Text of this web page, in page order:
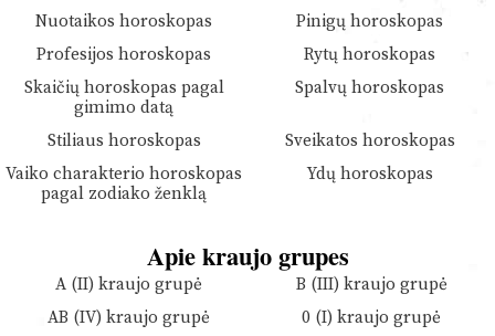
Nuotaikos horoskopas
Pinigų horoskopas
Profesijos horoskopas
Rytų horoskopas
Skaičių horoskopas pagal
gimimo datą
Spalvų horoskopas
Stiliaus horoskopas
Sveikatos horoskopas
Vaiko charakterio horoskopas
pagal zodiako ženklą
Ydų horoskopas
Apie kraujo grupes
A (II) kraujo grupė
B (III) kraujo grupė
AB (IV) kraujo grupė
0 (I) kraujo grupė